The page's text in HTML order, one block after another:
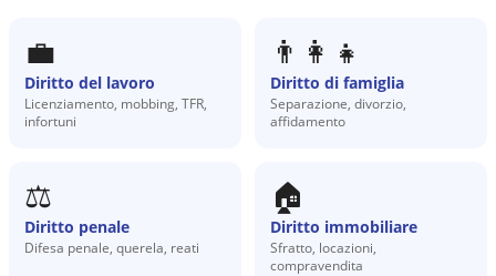
💼
Diritto del lavoro
Licenziamento, mobbing, TFR,
infortuni
👨‍👩‍👧
Diritto di famiglia
Separazione, divorzio,
affidamento
⚖️
Diritto penale
Difesa penale, querela, reati
🏠
Diritto immobiliare
Sfratto, locazioni,
compravendita